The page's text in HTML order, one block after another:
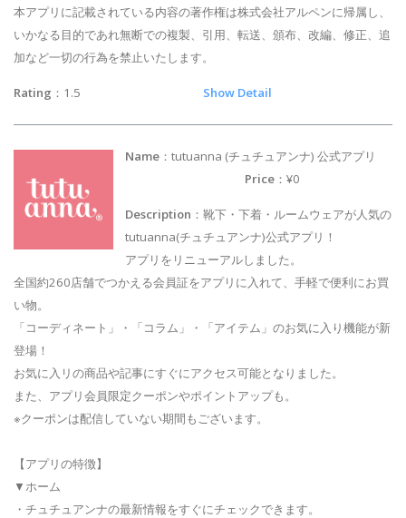
本アプリに記載されている内容の著作権は株式会社アルペンに帰属し、
いかなる目的であれ無断での複製、引用、転送、頒布、改編、修正、追
加など一切の行為を禁止いたします。
Rating ：1.5 Show Detail
Name ：tutuanna (チュチュアンナ) 公式アプリ
Price ：¥0
Description ：靴下・下着・ルームウェアが人気の
tutuanna(チュチュアンナ)公式アプリ！
アプリをリニューアルしました。
全国約260店舗でつかえる会員証をアプリに入れて、手軽で便利にお買
い物。
「コーディネート」・「コラム」・「アイテム」のお気に入り機能が新
登場！
お気に入リの商品や記事にすぐにアクセス可能となりました。
また、アプリ会員限定クーポンやポイントアップも。
※クーポンは配信していない期間もございます。
【アプリの特徴】
▼ホーム
・チュチュアンナの最新情報をすぐにチェックできます。